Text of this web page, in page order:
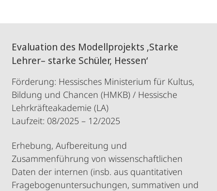
Evaluation des Modellprojekts ‚Starke
Lehrer– starke Schüler, Hessen‘
Förderung: Hessisches Ministerium für Kultus,
Bildung und Chancen (HMKB) / Hessische
Lehrkräfteakademie (LA)
Laufzeit: 08/2025 – 12/2025
Erhebung, Aufbereitung und
Zusammenführung von wissenschaftlichen
Daten der internen (insb. aus quantitativen
Fragebogenuntersuchungen, summativen und